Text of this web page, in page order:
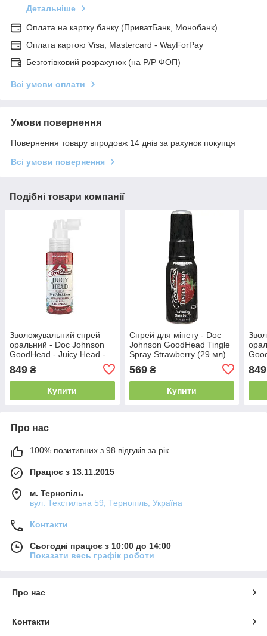
Детальніше
Оплата на картку банку (ПриватБанк, Монобанк)
Оплата картою Visa, Mastercard - WayForPay
Безготівковий розрахунок (на Р/Р ФОП)
Всі умови оплати
Умови повернення
Повернення товару впродовж 14 днів за рахунок покупця
Всі умови повернення
Подібні товари компанії
Зволожувальний спрей
оральний - Doc Johnson
GoodHead - Juicy Head -
Champagne (59мл)
849 ₴
Купити
Спрей для мінету - Doc
Johnson GoodHead Tingle
Spray Strawberry (29 мл)
569₴
Купити
849
Про нас
100% позитивних з 98 відгуків за рік
Працює з 13.11.2015
м. Тернопіль
вул. Текстильна 59, Тернопіль, Україна
Контакти
Сьогодні працює з 10:00 до 14:00
Показати весь графік роботи
Про нас
Контакти